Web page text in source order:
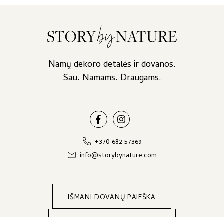
Namų dekoro detalės ir dovanos.
Sau. Namams. Draugams.
+370 682 57369
info@storybynature.com
IŠMANI DOVANŲ PAIEŠKA